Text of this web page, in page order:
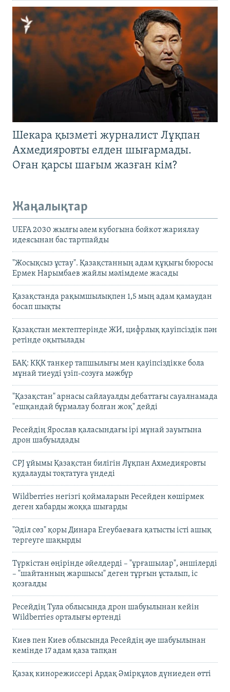
Шекара қызметі журналист Лұқпан
Ахмедияровты елден шығармады.
Оған қарсы шағым жазған кім?
Жаңалықтар
UEFA 2030 жылғы әлем кубогына бойкот жариялау
идеясынан бас тартпайды
"Жосықсыз ұстау". Қазақстанның адам құқығы бюросы
Ермек Нарымбаев жайлы мәлімдеме жасады
Қазақстанда рақымшылықпен 1,5 мың адам қамаудан
босап шықты
Қазақстан мектептерінде ЖИ, цифрлық қауіпсіздік пән
ретінде оқытылады
БАҚ: КҚК танкер тапшылығы мен қауіпсіздікке бола
мұнай тиеуді үзіп-созуға мәжбүр
"Қазақстан" арнасы сайлауалды дебаттағы сауалнамада
"ешқандай бұрмалау болған жоқ" дейді
Ресейдің Ярослав қаласындағы ірі мұнай зауытына
дрон шабуылдады
CPJ ұйымы Қазақстан билігін Лұқпан Ахмедияровты
қудалауды тоқтатуға үндеді
Wildberries негізгі қоймаларын Ресейден көшірмек
деген хабарды жоққа шығарды
"Әділ сөз" қоры Динара Егеубаеваға қатысты істі ашық
тергеуге шақырды
Түркістан өңірінде әйелдерді – "ұрғашылар", әншілерді
– "шайтанның жаршысы" деген тұрғын ұсталып, іс
қозғалды
Ресейдің Тула облысында дрон шабуылынан кейін
Wildberries орталығы өртенді
Киев пен Киев облысында Ресейдің әуе шабуылынан
кемінде 17 адам қаза тапқан
Қазақ кинорежиссері Ардақ Әмірқұлов дүниеден өтті